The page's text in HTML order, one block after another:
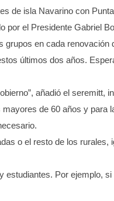
de isla Navarino con
por el Presidente Gabriel
grupos en cada renovación
últimos dos años.
añadió el seremitt,
de 60 años y para
o el resto de los rurales,
estudiantes. Por ejemplo,